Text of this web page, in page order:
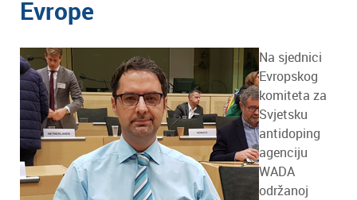
Evrope
Na sjednici
Evropskog
komiteta za
Svjetsku
antidoping
agenciju
WADA
održanoj